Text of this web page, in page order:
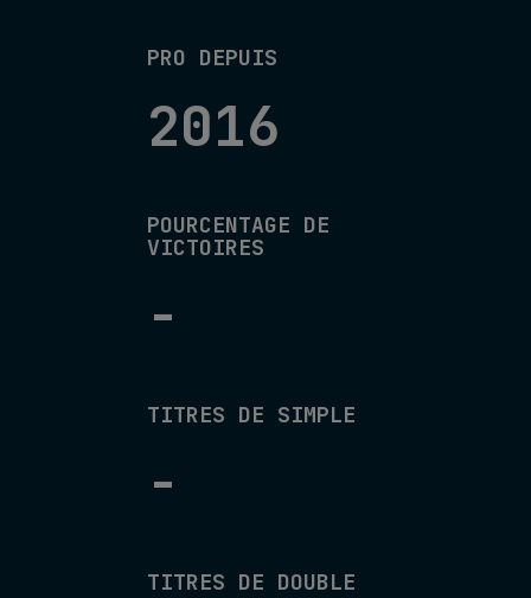
PRO DEPUIS
2016
POURCENTAGE DE
VICTOIRES
-
TITRES DE SIMPLE
-
TITRES DE DOUBLE